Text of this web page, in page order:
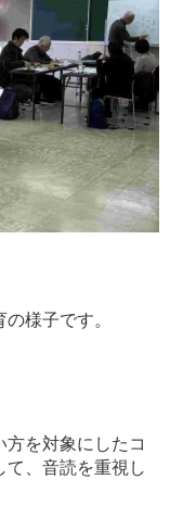
の様子です。
を対象にしたコ
て、音読を重視し